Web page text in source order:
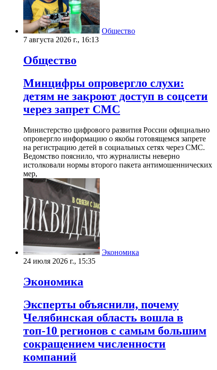
Общество
7 августа 2026 г., 16:13
Общество
Минцифры опровергло слухи:
детям не закроют доступ в соцсети
через запрет СМС
Министерство цифрового развития России официально
опровергло информацию о якобы готовящемся запрете
на регистрацию детей в социальных сетях через СМС.
Ведомство пояснило, что журналисты неверно
истолковали нормы второго пакета антимошеннических
мер,
Экономика
24 июля 2026 г., 15:35
Экономика
Эксперты объяснили, почему
Челябинская область вошла в
топ-10 регионов с самым большим
сокращением численности
компаний